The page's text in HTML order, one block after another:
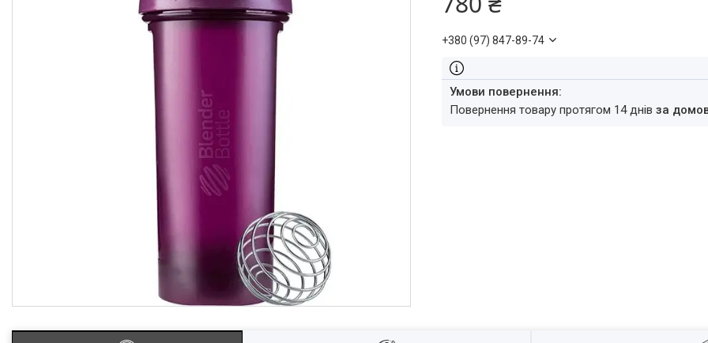
+380 (97) 847-89-74
повернення товару протягом 14 днівза